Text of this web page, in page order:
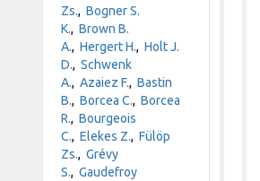
Zs.,Bogner S.
K.,Brown B.
A.,Hergert H.,Holt J.
D.,Schwenk
A.,Azaiez F.,Bastin
B.,Borcea C.,Borcea
R.,Bourgeois
C.,Elekes Z.,Fülöp
Zs.,Grévy
S.,Gaudefroy